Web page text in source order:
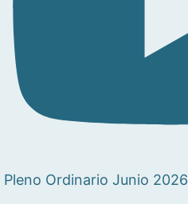
Pleno Ordinario Junio 2026